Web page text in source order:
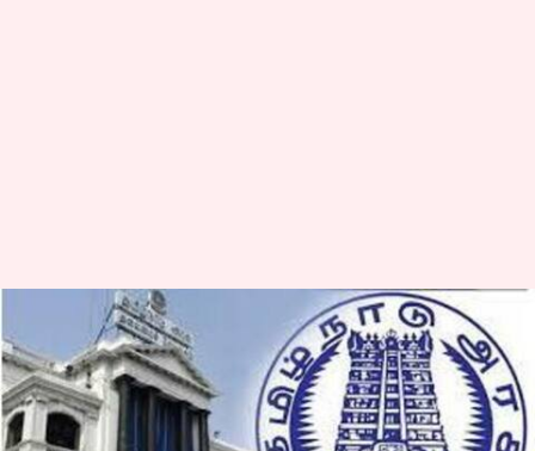
தமிழகத்தில்
புகைப்படத்துடன் கூடிய
ஜாதி சான்றிதழ் என
பரவும் போலி தகவல்